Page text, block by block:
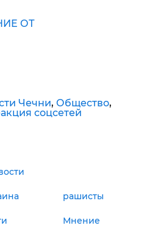
ОТ
Чечни, Общество,
соцсетей
рашисты
Мнение